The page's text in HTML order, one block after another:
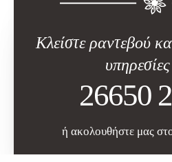
Κλείστε ραντεβού
26650
ή ακολουθήστε μας